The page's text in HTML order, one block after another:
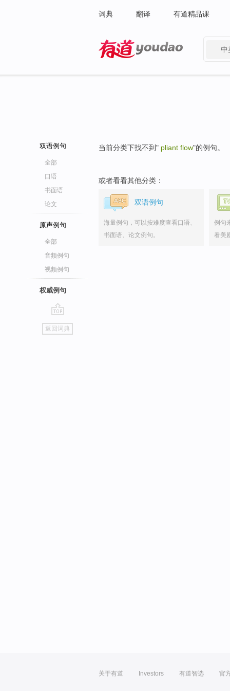
词典 翻译 有道精品课
中
双语例句
全部
口语
书面语
论文
原声例句
全部
音频例句
视频例句
权威例句
go
top
返回词典
当前分类下找不到" pliant flow"的例句。
或者看看其他分类：
双语例句
海量例句，可以按难度查看口语、
书面语、论文例句。
例句
看美
关于有道 Investors 有道智选 官